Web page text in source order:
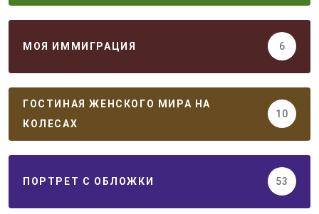
МОЯ ИММИГРАЦИЯ 6
ГОСТИНАЯ ЖЕНСКОГО МИРА НА
КОЛЕСАХ
10
ПОРТРЕТ С ОБЛОЖКИ 53